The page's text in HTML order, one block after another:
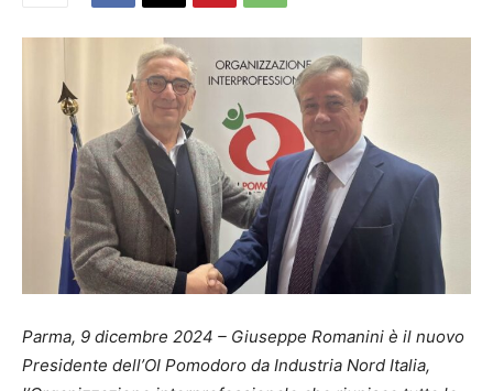
Parma, 9 dicembre 2024 – Giuseppe Romanini è il nuovo
Presidente dell’OI Pomodoro da Industria Nord Italia,